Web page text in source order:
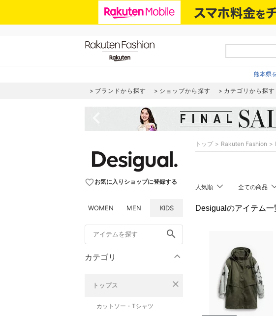
熊本県
ブランドから探す ショップから探す カテゴリから探す
favorite_borderお気に入りショップに登録する
WOMEN MEN KIDS
search
カテゴリ
トップス close
カットソー・Tシャツ
トップ Rakuten Fashion
人気順 全ての商品
Desigualのアイテム一